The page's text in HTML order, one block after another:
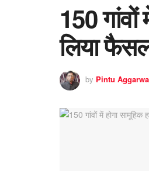
150 गांवों
लिया
by Pintu